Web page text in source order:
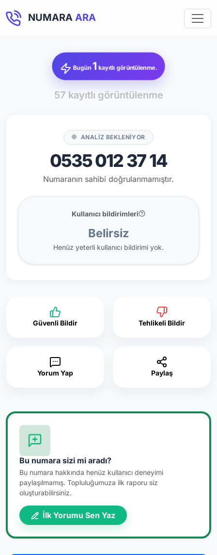
NUMARA ARA
Bugün1 kayıtlı görüntülenme.
57 kayıtlı görüntülenme
ANALİZ BEKLENİYOR
0535 012 37 14
Numaranın sahibi doğrulanmamıştır.
Kullanıcı bildirimleri
Belirsiz
Henüz yeterli kullanıcı bildirimi yok.
Güvenli Bildir Tehlikeli Bildir
Yorum Yap Paylaş
Bu numara sizi mi aradı?
Bu numara hakkında henüz kullanıcı deneyimi
paylaşılmamış. Topluluğumuza ilk raporu siz
oluşturabilirsiniz.
İlk Yorumu Sen Yaz